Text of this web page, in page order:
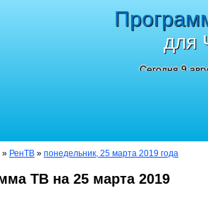
для
Сегодня 9
» РенТВ » понедельник, 25 марта 2019 года
ТВ на 25 марта 2019